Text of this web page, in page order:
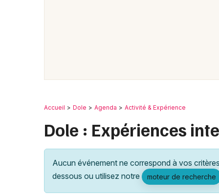
Accueil Dole Agenda Activité & Expérience
Dole : Expériences
Aucun événement ne correspond à vos
dessous ou utilisez notre
moteur de recherche